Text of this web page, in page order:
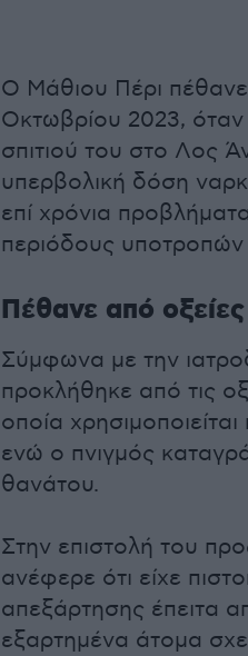
Ο Μάθιου Πέρι πέθανε
Οκτωβρίου 2023, όταν
σπιτιού του στο Λος
υπερβολική δόση
επί χρόνια
περιόδους υποτροπών
Πέθανε από
Σύμφωνα με την
προκλήθηκε από τις
οποία
ενώ ο πνιγμός
θανάτου.
Στην επιστολή του
ανέφερε ότι είχε
απεξάρτησης έπειτα
εξαρτημένα άτομα